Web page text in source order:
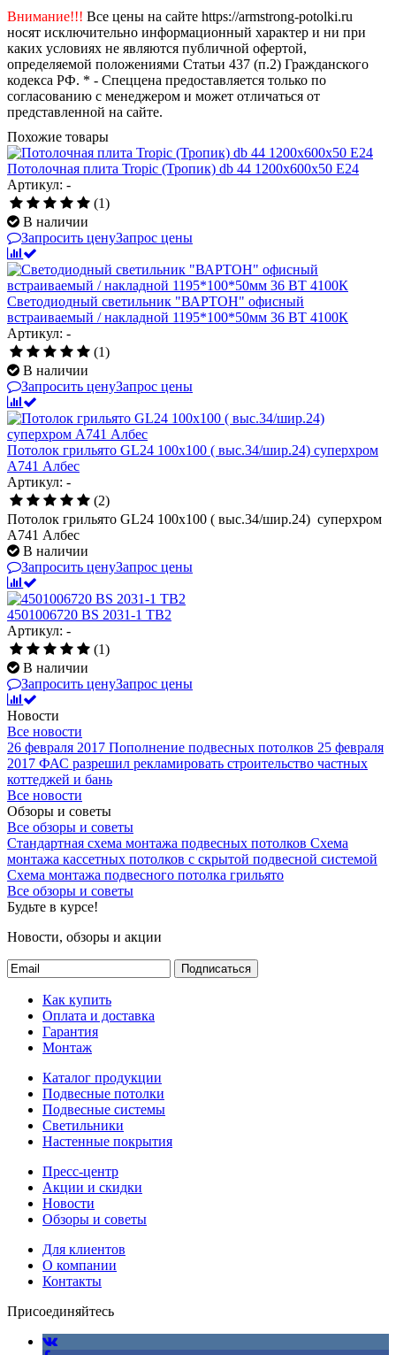
Внимание!!! Все цены на сайте https://armstrong-potolki.ru
носят исключительно информационный характер и ни при
каких условиях не являются публичной офертой,
определяемой положениями Статьи 437 (п.2) Гражданского
кодекса РФ. * - Спеццена предоставляется только по
согласованию с менеджером и может отличаться от
представленной на сайте.
Похожие товары
Потолочная плита Tropic (Тропик) db 44 1200x600x50 E24
Артикул: -
(1)
В наличии
Запросить ценуЗапрос цены
Светодиодный светильник "ВАРТОН" офисный
встраиваемый / накладной 1195*100*50мм 36 ВТ 4100К
Артикул: -
(1)
В наличии
Запросить ценуЗапрос цены
Потолок грильято GL24 100х100 ( выс.34/шир.24) суперхром
А741 Албес
Артикул: -
(2)
Потолок грильято GL24 100х100 ( выс.34/шир.24) суперхром
А741 Албес
В наличии
Запросить ценуЗапрос цены
4501006720 BS 2031-1 TB2
Артикул: -
(1)
В наличии
Запросить ценуЗапрос цены
Новости
Все новости
26 февраля 2017 Пополнение подвесных потолков 25 февраля
2017 ФАС разрешил рекламировать строительство частных
коттеджей и бань
Все новости
Обзоры и советы
Все обзоры и советы
Стандартная схема монтажа подвесных потолков Схема
монтажа кассетных потолков с скрытой подвесной системой
Схема монтажа подвесного потолка грильято
Все обзоры и советы
Будьте в курсе!
Новости, обзоры и акции
Подписаться
Как купить
Оплата и доставка
Гарантия
Монтаж
Каталог продукции
Подвесные потолки
Подвесные системы
Светильники
Настенные покрытия
Пресс-центр
Акции и скидки
Новости
Обзоры и советы
Для клиентов
О компании
Контакты
Присоединяйтесь